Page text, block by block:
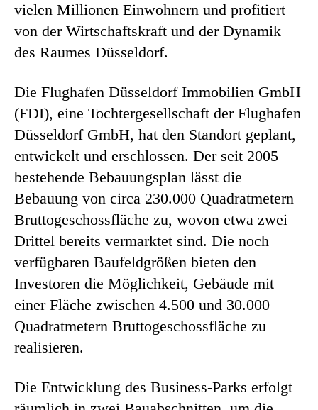
vielen Millionen Einwohnern und profitiert
von der Wirtschaftskraft und der Dynamik
des Raumes Düsseldorf.
Die Flughafen Düsseldorf Immobilien GmbH
(FDI), eine Tochtergesellschaft der Flughafen
Düsseldorf GmbH, hat den Standort geplant,
entwickelt und erschlossen. Der seit 2005
bestehende Bebauungsplan lässt die
Bebauung von circa 230.000 Quadratmetern
Bruttogeschossfläche zu, wovon etwa zwei
Drittel bereits vermarktet sind. Die noch
verfügbaren Baufeldgrößen bieten den
Investoren die Möglichkeit, Gebäude mit
einer Fläche zwischen 4.500 und 30.000
Quadratmetern Bruttogeschossfläche zu
realisieren.
Die Entwicklung des Business-Parks erfolgt